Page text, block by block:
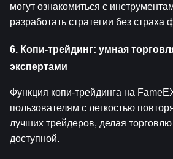
могут ознакомиться с
разработать стратегии без
6. Копи-трейдинг: умная
экспертами
Функция копи-трейдинга на
пользователям с легкостью
лучших трейдеров, делая
доступной.